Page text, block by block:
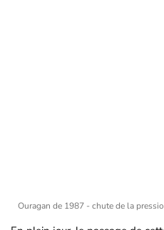
Ouragan de 1987 - chute de la